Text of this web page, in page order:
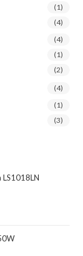
(1)
(4)
(4)
(1)
(2)
(4)
(1)
(3)
рсд.